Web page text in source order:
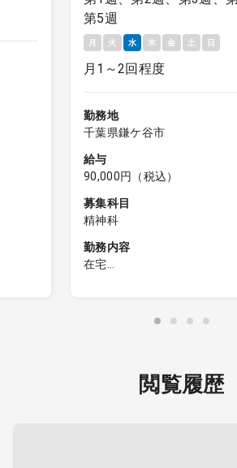
第5週
月 火 水 木 金 土 日
月1～2回程度
勤務地
千葉県鎌ケ谷市
給与
90,000円（税込）
募集科目
精神科
勤務内容
在宅
る訪問診療・往診など
問先・件数等異なる場合あり
閲覧履歴